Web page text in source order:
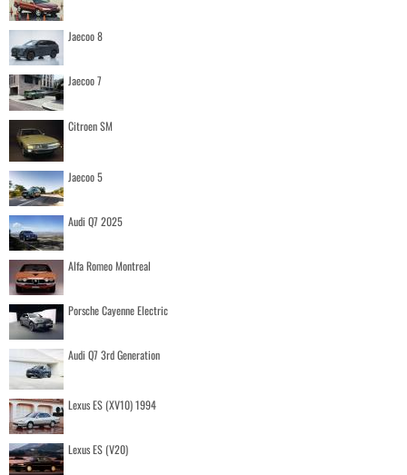
Jaecoo 8
Jaecoo 7
Citroen SM
Jaecoo 5
Audi Q7 2025
Alfa Romeo Montreal
Porsche Cayenne Electric
Audi Q7 3rd Generation
Lexus ES (XV10) 1994
Lexus ES (V20)